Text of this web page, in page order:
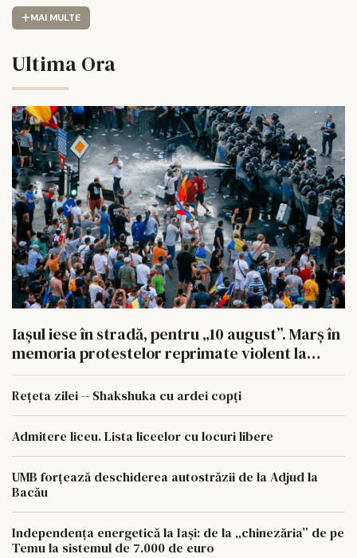
MAI MULTE
Ultima Ora
Iașul iese în stradă, pentru „10 august”. Marș în
memoria protestelor reprimate violent la
București
Rețeta zilei -- Shakshuka cu ardei copți
Admitere liceu. Lista liceelor cu locuri libere
UMB forțează deschiderea autostrăzii de la Adjud la
Bacău
Independența energetică la Iași: de la „chinezăria” de pe
Temu la sistemul de 7.000 de euro